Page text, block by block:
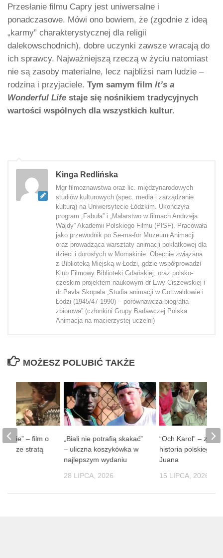
Przesłanie filmu Capry jest uniwersalne i
ponadczasowe. Mówi ono bowiem, że (zgodnie z ideą
„karmy” charakterystycznej dla religii
dalekowschodnich), dobre uczynki zawsze wracają do
ich sprawcy. Najważniejszą rzeczą w życiu natomiast
nie są zasoby materialne, lecz najbliżsi nam ludzie –
rodzina i przyjaciele. Tym samym film It’s a
Wonderful Life staje się nośnikiem tradycyjnych
wartości wspólnych dla wszystkich kultur.
Kinga Redlińska
Mgr filmoznawstwa oraz lic. międzynarodowych
studiów kulturowych (spec. media i zarządzanie
kulturą) na Uniwersytecie Łódzkim. Ukończyła
program „Fabuła” i „Malarstwo w filmach Andrzeja
Wajdy” Akademii Polskiego Filmu (PISF). Pracowała
jako przewodnik po Se-ma-for Muzeum Animacji
oraz prowadząca warsztaty animacji poklatkowej dla
dzieci i dorosłych w Momakinie. Obecnie związana
z Biblioteką Miejską w Łodzi, gdzie współprowadzi
Klub Filmowy Biblioteki Gdańskiej, oraz polsko-
czeskim projektem naukowym dr Ewy Ciszewskiej i
dr Pavla Skopala „Studia animacji w Gottwaldowie i
Łodzi (1945/47-1990) – porównawcza biografia
zbiorowa” (członkini Grupy Badawczej Polska
Animacja na macierzystej uczelni)
MOŻESZ POLUBIĆ TAKŻE
„Biali nie potrafią skakać”
– uliczna koszykówka w
najlepszym wydaniu
28 LIPCA, 2026
“Och Karol” –
historia polskiego
Juana
15 LIPCA, 2026
ludzie” – film o
ze stratą